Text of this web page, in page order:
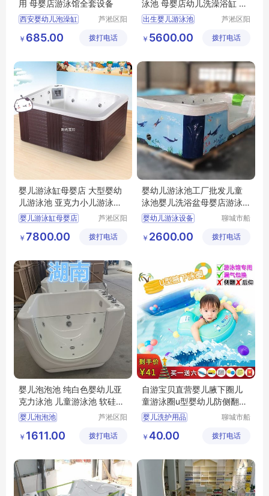
用 母婴店游泳馆全套设备
西安婴幼儿泡澡缸
母婴店游泳馆全套设备
芦淞区阳
童游泳馆
￥ 685.00 拨打电话
泳池 母婴店幼儿洗澡浴缸 水
育设备
出生婴儿游泳池
母婴店幼儿洗澡浴缸
芦淞区阳
童游泳馆
￥ 5600.00 拨打电话
婴儿游泳缸母婴店 大型婴幼
儿游泳池 亚克力小儿游泳浴
缸
婴儿游泳缸母婴店
亚克力小儿游泳浴缸
芦淞区阳
童游泳馆
￥ 7800.00 拨打电话
婴幼儿游泳池工厂批发儿童
泳池婴儿洗浴盆母婴店游泳
设备
婴幼儿游泳设备
儿童游泳池
聊城市船
乐设备有
￥ 2600.00 拨打电话
婴儿泡泡池 纯白色婴幼儿亚
克力泳池 儿童游泳池 软硅胶
澡盆
婴儿泡泡池
儿童游泳池
芦淞区阳
童游泳馆
￥ 1611.00 拨打电话
自游宝贝直营婴儿腋下圈儿
童游泳圈u型婴幼儿防侧翻双
气囊安全圈
婴儿洗护用品
母婴店洗护用品
聊城市船
乐设备有
￥ 40.00 拨打电话